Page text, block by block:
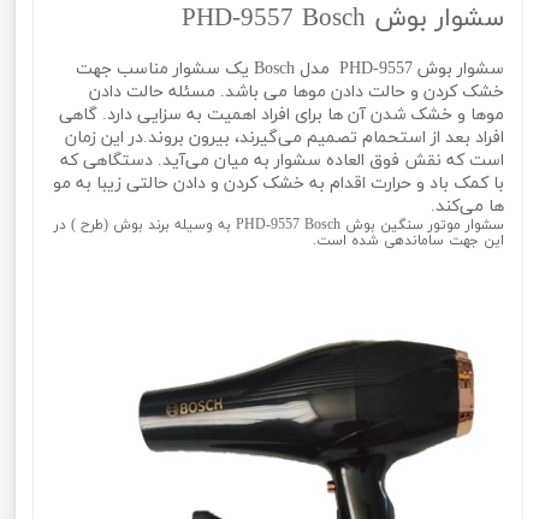
سشوار بوش PHD-9557 Bosch
سشوار بوش PHD-9557 مدل Bosch یک سشوار مناسب جهت
خشک کردن و حالت دادن موها می باشد. مسئله حالت دادن
موها و خشک شدن آن ها برای افراد اهمیت به سزایی دارد. گاهی
افراد بعد از استحمام تصمیم می‌گیرند، بیرون بروند.در این زمان
است که نقش فوق العاده سشوار به میان می‌آید. دستگاهی که
با کمک باد و حرارت اقدام به خشک کردن و دادن حالتی زیبا به مو
ها می‌کند.
سشوار موتور سنگین بوش PHD-9557 Bosch به وسیله برند بوش (طرح ) در
این جهت ساماندهی شده است.